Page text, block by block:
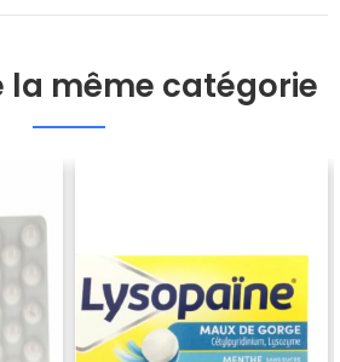
la même catégorie